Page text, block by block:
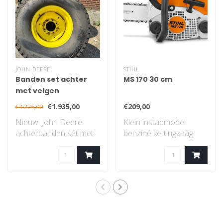
JOHN DEERE
Banden set achter
met velgen
€3.225,00 €1.935,00
Nieuw: John Deere
achterbanden set met
velgen, gazon profiel..
STIHL
MS 170 30 cm
€209,00
Klein instapmodel
benzine kettingzaag
met STIHL 2-MIX-